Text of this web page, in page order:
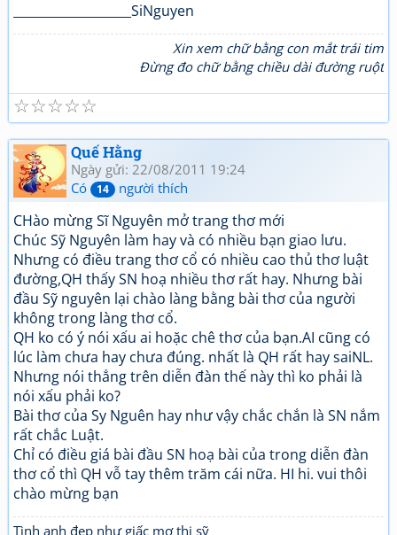
___________________SiNguyen
Xin xem chữ bằng con mắt trái tim
Đừng đo chữ bằng chiều dài đường ruột
☆
☆
☆
☆
☆
Quế Hằng
Ngày gửi: 22/08/2011 19:24
Có
14 người thích
CHào mừng Sĩ Nguyên mở trang thơ mới
Chúc Sỹ Nguyên làm hay và có nhiều bạn giao lưu.
Nhưng có điều trang thơ cổ có nhiều cao thủ thơ luật
đường,QH thấy SN hoạ nhiều thơ rất hay. Nhưng bài
đầu Sỹ nguyên lại chào làng bằng bài thơ của người
không trong làng thơ cổ.
QH ko có ý nói xấu ai hoặc chê thơ của bạn.AI cũng có
lúc làm chưa hay chưa đúng. nhất là QH rất hay saiNL.
Nhưng nói thẳng trên diễn đàn thế này thì ko phải là
nói xấu phải ko?
Bài thơ của Sy Nguên hay như vậy chắc chắn là SN nắm
rất chắc Luật.
Chỉ có điều giá bài đầu SN hoạ bài của trong diễn đàn
thơ cổ thì QH vỗ tay thêm trăm cái nữa. HI hi. vui thôi
chào mừng bạn
Tình anh đẹp như giấc mơ thi sỹ